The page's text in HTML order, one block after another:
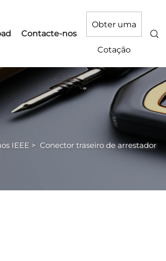
Contacte-nos
Obter uma
Cotação
IEEE > Conector traseiro de arrestador